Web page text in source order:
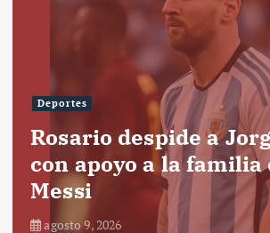
Deportes
Rosario despide a
con apoyo a la familia
Messi
agosto 9, 2026